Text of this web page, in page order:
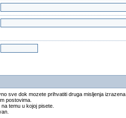
sve dok mozete prihvatiti druga misljenja izrazena
postovima.
temu u kojoj pisete.